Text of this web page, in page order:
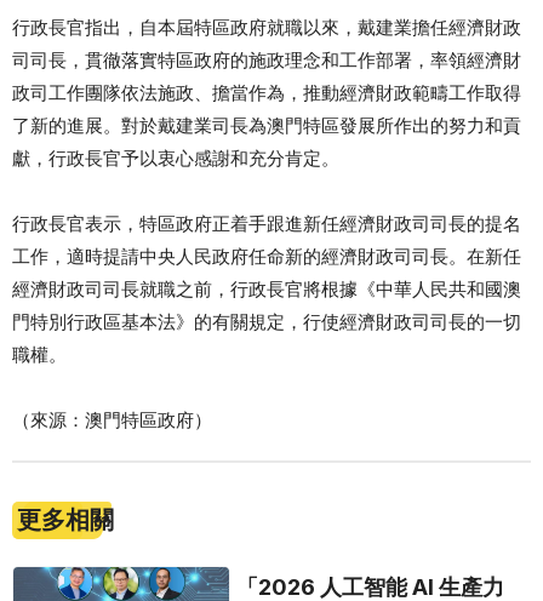
行政長官指出，自本屆特區政府就職以來，戴建業擔任經濟財政
司司長，貫徹落實特區政府的施政理念和工作部署，率領經濟財
政司工作團隊依法施政、擔當作為，推動經濟財政範疇工作取得
了新的進展。對於戴建業司長為澳門特區發展所作出的努力和貢
獻，行政長官予以衷心感謝和充分肯定。
行政長官表示，特區政府正着手跟進新任經濟財政司司長的提名
工作，適時提請中央人民政府任命新的經濟財政司司長。在新任
經濟財政司司長就職之前，行政長官將根據《中華人民共和國澳
門特別行政區基本法》的有關規定，行使經濟財政司司長的一切
職權。
（來源：澳門特區政府）
更多相關
「2026 人工智能 AI 生產力